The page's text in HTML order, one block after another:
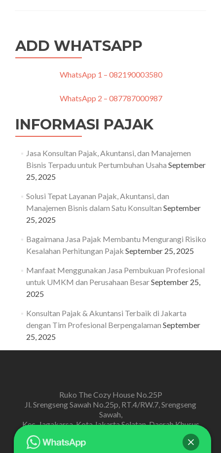
Perusahaan
yang
dan
ADD WHATSAPP
WhatsApp 1 – 082190003580
WhatsApp 2 – 087787000987
INFORMASI PAJAK
Jasa Konsultan Pajak, Akuntansi, dan Manajemen
Bisnis Terpadu untuk Pertumbuhan Usaha September
25, 2025
Solusi Tepat Layanan Pajak, Akuntansi, dan
Manajemen Bisnis dalam Satu Konsultan September
25, 2025
Bagaimana Jasa Pajak Membantu Mengurangi Risiko
Kesalahan Perhitungan Pajak September 25, 2025
Manfaat Menggunakan Jasa Pembukuan Profesional
untuk UMKM dan Perusahaan BesarSeptember 25,
2025
Konsultan Pajak & Akuntansi Terbaik di Jakarta
dengan Tim Profesional Berpengalaman September
25, 2025
Ruko The Cozy House No.25P
Jl. Srengseng Sawah No.25p, RT.4/RW.7, Srengseng
Sawah,
Kec. Jagakarsa, Kota Jakarta Selatan, Daerah Khusus